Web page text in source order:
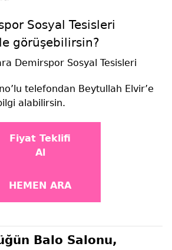
Sosyal Tesisleri
görüşebilirsin?
Demirspor Sosyal Tesisleri
no’lu telefondan Beytullah Elvir’e
alabilirsin.
Fiyat Teklifi
Al
HEMEN ARA
Balo Salonu,